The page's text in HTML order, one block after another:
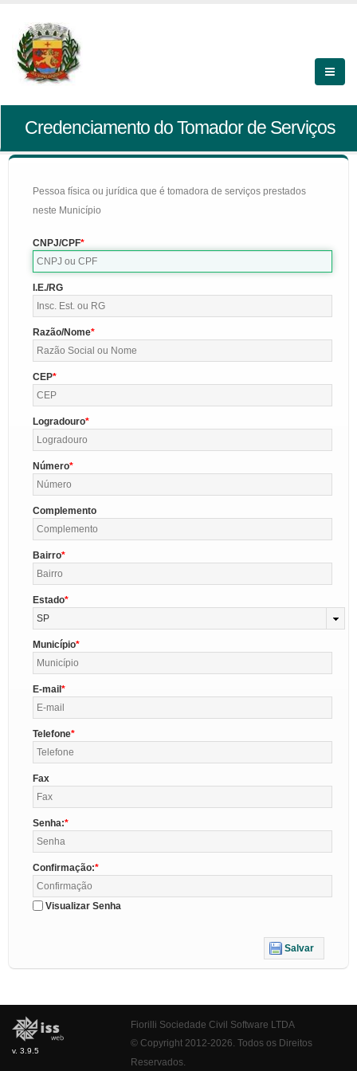
Credenciamento do Tomador de Serviços
Pessoa física ou jurídica que é tomadora de serviços prestados
neste Município
CNPJ/CPF
I.E./RG
Razão/Nome
CEP
Logradouro
Número
Complemento
Bairro
Estado
SP
Município
E-mail
Telefone
Fax
Senha:
Confirmação:
Visualizar Senha
Salvar
v. 3.9.5
Fiorilli Sociedade Civil Software LTDA
© Copyright 2012-2026. Todos os Direitos
Reservados.